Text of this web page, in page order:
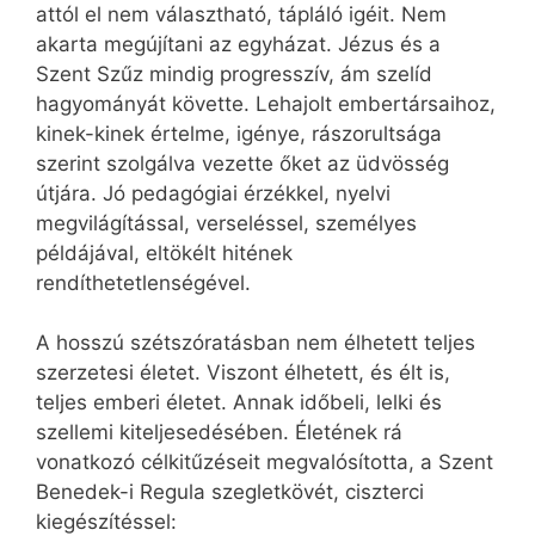
attól el nem választható, tápláló igéit. Nem
akarta megújítani az egyházat. Jézus és a
Szent Szűz mindig progresszív, ám szelíd
hagyományát követte. Lehajolt embertársaihoz,
kinek-kinek értelme, igénye, rászorultsága
szerint szolgálva vezette őket az üdvösség
útjára. Jó pedagógiai érzékkel, nyelvi
megvilágítással, verseléssel, személyes
példájával, eltökélt hitének
rendíthetetlenségével.
A hosszú szétszóratásban nem élhetett teljes
szerzetesi életet. Viszont élhetett, és élt is,
teljes emberi életet. Annak időbeli, lelki és
szellemi kiteljesedésében. Életének rá
vonatkozó célkitűzéseit megvalósította, a Szent
Benedek-i Regula szegletkövét, ciszterci
kiegészítéssel: